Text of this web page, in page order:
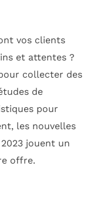
vos clients
et attentes ?
collecter des
de
pour
les nouvelles
jouent un
offre.